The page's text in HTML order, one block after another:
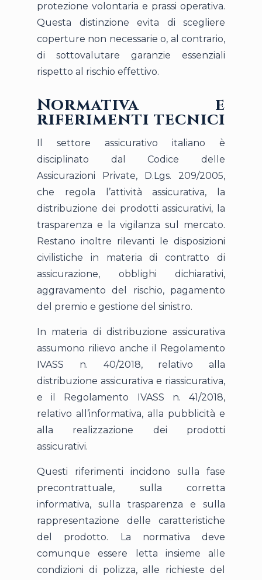
protezione volontaria e prassi operativa.
Questa distinzione evita di scegliere
coperture non necessarie o, al contrario,
di sottovalutare garanzie essenziali
rispetto al rischio effettivo.
Normativa e
riferimenti tecnici
Il settore assicurativo italiano è
disciplinato dal Codice delle
Assicurazioni Private, D.Lgs. 209/2005,
che regola l’attività assicurativa, la
distribuzione dei prodotti assicurativi, la
trasparenza e la vigilanza sul mercato.
Restano inoltre rilevanti le disposizioni
civilistiche in materia di contratto di
assicurazione, obblighi dichiarativi,
aggravamento del rischio, pagamento
del premio e gestione del sinistro.
In materia di distribuzione assicurativa
assumono rilievo anche il Regolamento
IVASS n. 40/2018, relativo alla
distribuzione assicurativa e riassicurativa,
e il Regolamento IVASS n. 41/2018,
relativo all’informativa, alla pubblicità e
alla realizzazione dei prodotti
assicurativi.
Questi riferimenti incidono sulla fase
precontrattuale, sulla corretta
informativa, sulla trasparenza e sulla
rappresentazione delle caratteristiche
del prodotto. La normativa deve
comunque essere letta insieme alle
condizioni di polizza, alle richieste del